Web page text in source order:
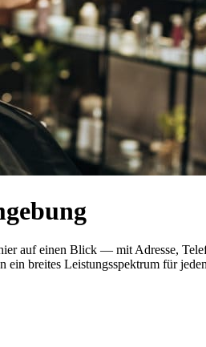
auf einen Blick — mit Adresse,
ein breites Leistungsspektrum für